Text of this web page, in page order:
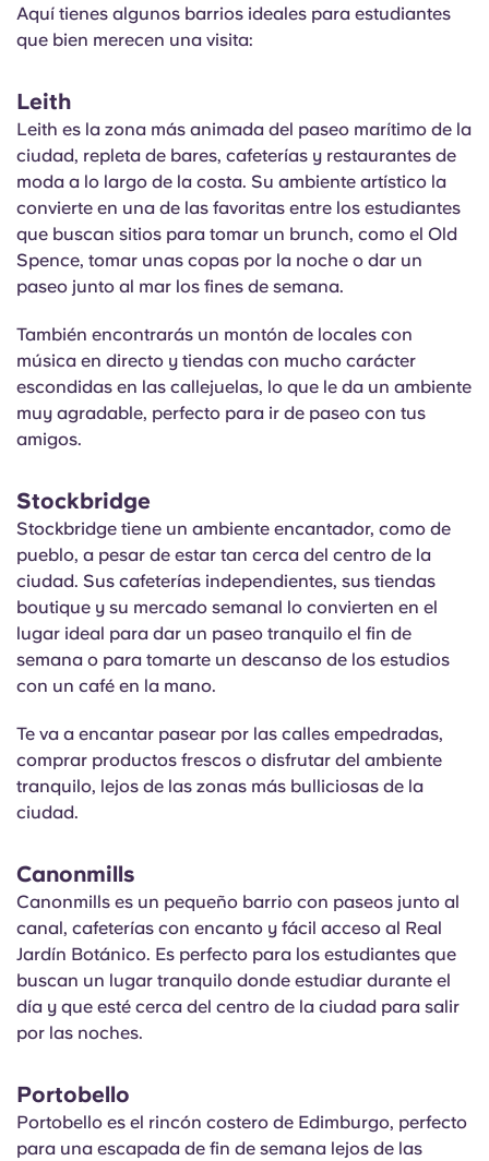
Aquí tienes algunos barrios ideales para estudiantes
que bien merecen una visita:
Leith
Leith es la zona más animada del paseo marítimo de la
ciudad, repleta de bares, cafeterías y restaurantes de
moda a lo largo de la costa. Su ambiente artístico la
convierte en una de las favoritas entre los estudiantes
que buscan sitios para tomar un brunch, como el Old
Spence, tomar unas copas por la noche o dar un
paseo junto al mar los fines de semana.
También encontrarás un montón de locales con
música en directo y tiendas con mucho carácter
escondidas en las callejuelas, lo que le da un ambiente
muy agradable, perfecto para ir de paseo con tus
amigos.
Stockbridge
Stockbridge tiene un ambiente encantador, como de
pueblo, a pesar de estar tan cerca del centro de la
ciudad. Sus cafeterías independientes, sus tiendas
boutique y su mercado semanal lo convierten en el
lugar ideal para dar un paseo tranquilo el fin de
semana o para tomarte un descanso de los estudios
con un café en la mano.
Te va a encantar pasear por las calles empedradas,
comprar productos frescos o disfrutar del ambiente
tranquilo, lejos de las zonas más bulliciosas de la
ciudad.
Canonmills
Canonmills es un pequeño barrio con paseos junto al
canal, cafeterías con encanto y fácil acceso al Real
Jardín Botánico. Es perfecto para los estudiantes que
buscan un lugar tranquilo donde estudiar durante el
día y que esté cerca del centro de la ciudad para salir
por las noches.
Portobello
Portobello es el rincón costero de Edimburgo, perfecto
para una escapada de fin de semana lejos de las